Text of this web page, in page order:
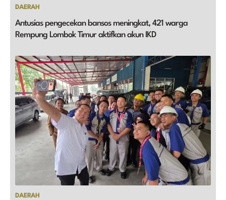
DAERAH
Antusias pengecekan bansos meningkat, 421 warga
Rempung Lombok Timur aktifkan akun IKD
DAERAH